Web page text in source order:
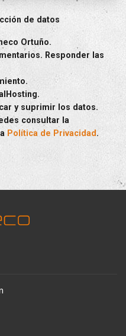
de datos
Ortuño.
Responder las
y suprimir los datos.
consultar la
Política de Privacidad.